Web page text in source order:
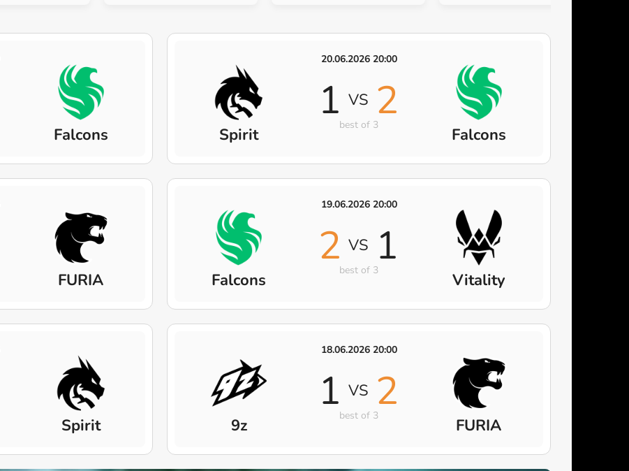
Falcons
20.06.2026 20:00
Spirit
1 VS 2
best of 3 Falcons
FURIA
19.06.2026 20:00
Falcons
2 VS 1
best of 3 Vitality
Spirit
18.06.2026 20:00
9z
1 VS 2
best of 3 FURIA